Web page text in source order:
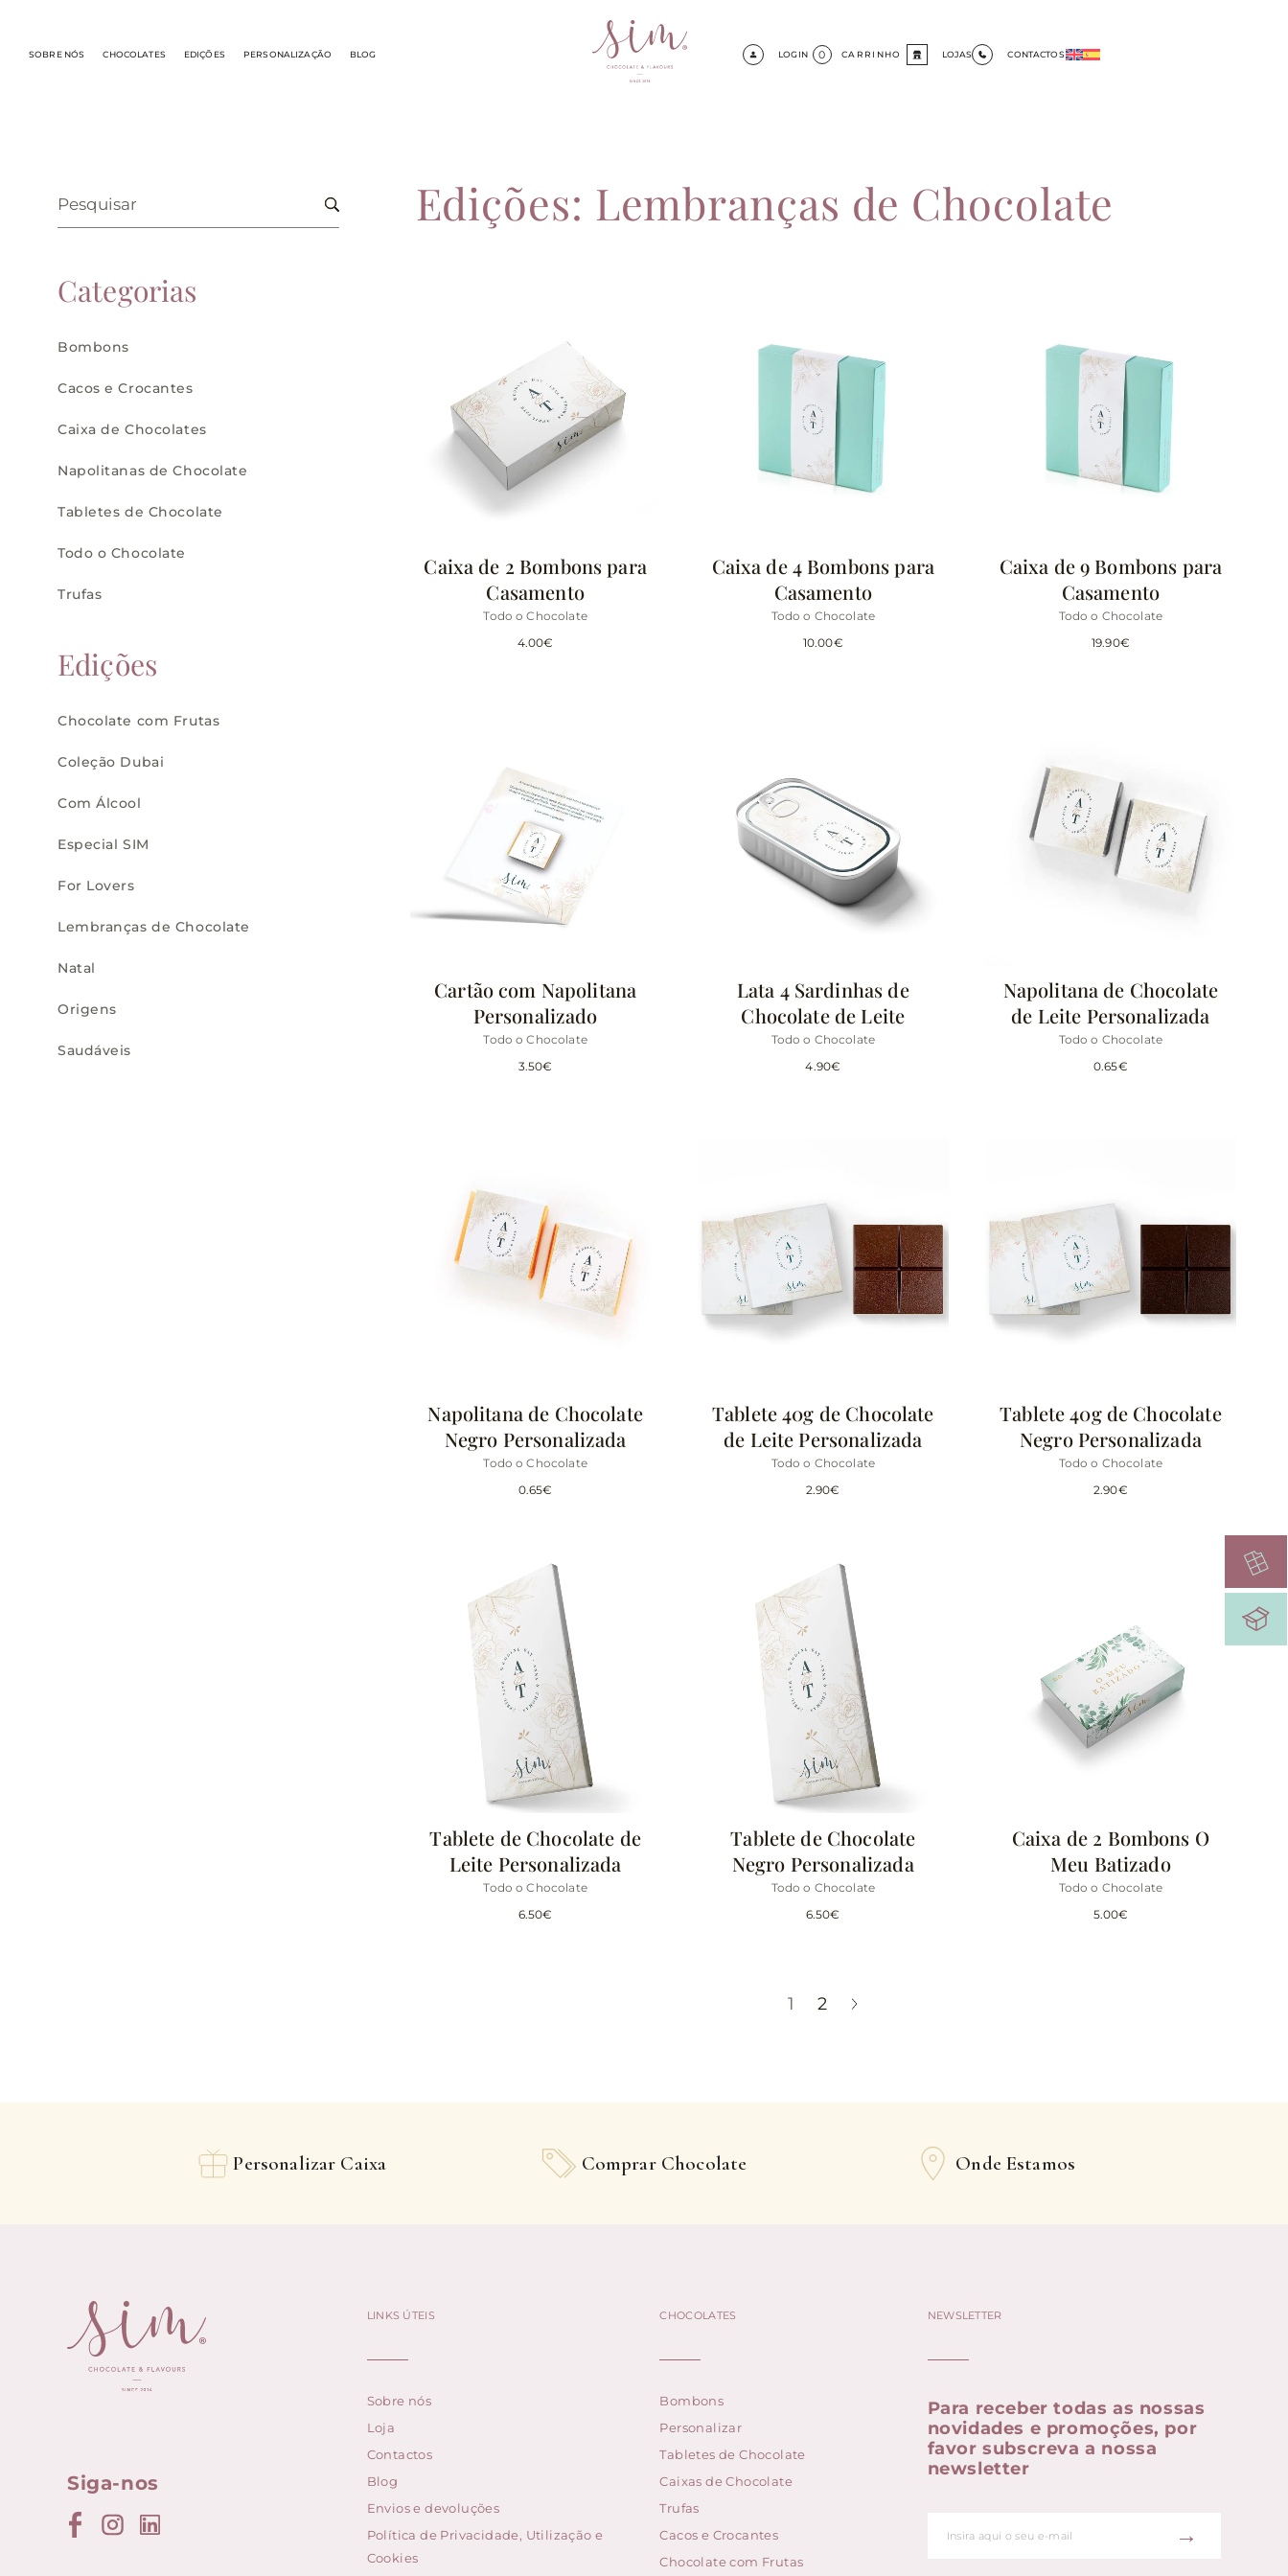
SOBRE NÓS CHOCOLATES EDIÇÕES PERSONALIZAÇÃO BLOG LOGIN CARRINHO
0 LOJAS CONTACTOS
Categorias
Bombons
Cacos e Crocantes
Caixa de Chocolates
Napolitanas de Chocolate
Tabletes de Chocolate
Todo o Chocolate
Trufas
Edições
Chocolate com Frutas
Coleção Dubai
Com Álcool
Especial SIM
For Lovers
Lembranças de Chocolate
Natal
Origens
Saudáveis
Edições: Lembranças de Chocolate
Caixa de 2 Bombons para
Casamento
Todo o Chocolate
4.00€
Caixa de 4 Bombons para
Casamento
Todo o Chocolate
10.00€
Caixa de 9 Bombons para
Casamento
Todo o Chocolate
19.90€
Cartão com Napolitana
Personalizado
Todo o Chocolate
3.50€
Lata 4 Sardinhas de
Chocolate de Leite
Todo o Chocolate
4.90€
Napolitana de Chocolate
de Leite Personalizada
Todo o Chocolate
0.65€
Napolitana de Chocolate
Negro Personalizada
Todo o Chocolate
0.65€
Tablete 40g de Chocolate
de Leite Personalizada
Todo o Chocolate
2.90€
Tablete 40g de Chocolate
Negro Personalizada
Todo o Chocolate
2.90€
Tablete de Chocolate de
Leite Personalizada
Todo o Chocolate
6.50€
Tablete de Chocolate
Negro Personalizada
Todo o Chocolate
6.50€
Caixa de 2 Bombons O
Meu Batizado
Todo o Chocolate
5.00€
1 2
Personalizar Caixa Comprar Chocolate Onde Estamos
Siga-nos
LINKS ÚTEIS
Sobre nós
Loja
Contactos
Blog
Envios e devoluções
Política de Privacidade, Utilização e
Cookies
CHOCOLATES
Bombons
Personalizar
Tabletes de Chocolate
Caixas de Chocolate
Trufas
Cacos e Crocantes
Chocolate com Frutas
NEWSLETTER
Para receber todas as nossas
novidades e promoções, por
favor subscreva a nossa
newsletter
→